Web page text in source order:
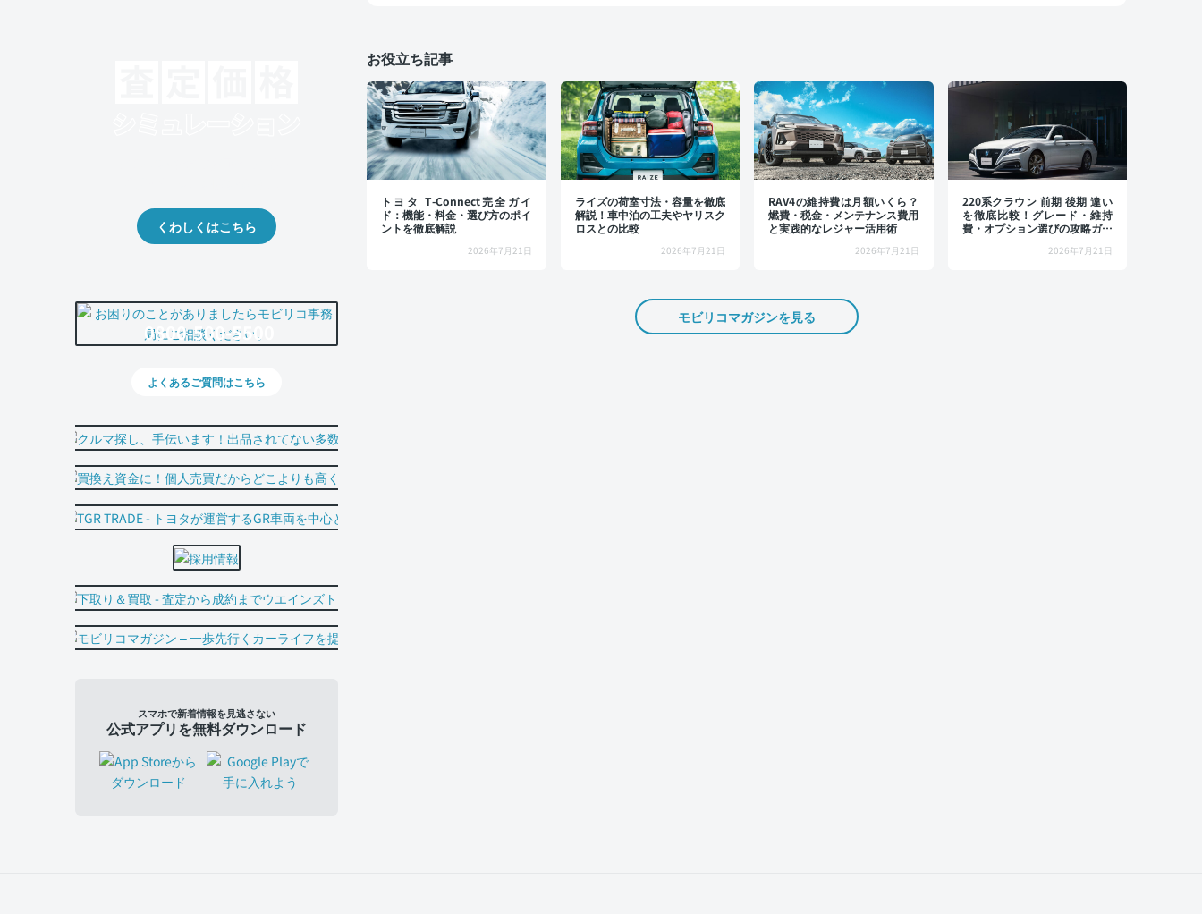
お役立ち記事
トヨタ T-Connect完全ガイ
ド：機能・料金・選び方のポイ
ントを徹底解説
2026年7月21日
ライズの荷室寸法・容量を徹底
解説！車中泊の工夫やヤリスク
ロスとの比較
2026年7月21日
RAV4の維持費は月額いくら？
燃費・税金・メンテナンス費用
と実践的なレジャー活用術
2026年7月21日
220系クラウン 前期 後期 違い
を徹底比較！グレード・維持
費・オプション選びの攻略ガイ
2026年7月21日
モビリコマガジンを見る
くわしくはこちら
0800-500-5500
よくあるご質問はこちら
スマホで新着情報を見逃さない
公式アプリを無料ダウンロード